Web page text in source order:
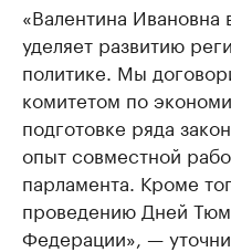
«Валентина
уделяет развитию
политике. Мы
комитетом по
подготовке ряда
опыт совместной
парламента. Кроме
проведению Дней
Федерации», —